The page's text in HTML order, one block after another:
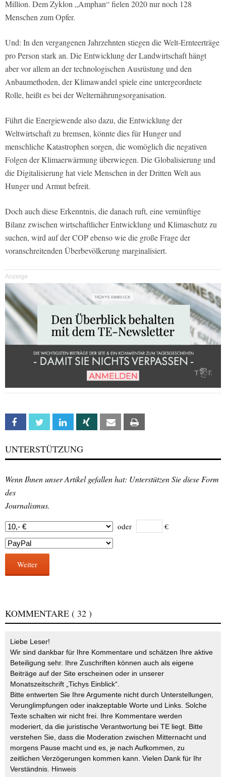
Million. Dem Zyklon „Amphan“ fielen 2020 nur noch 128
Menschen zum Opfer.
Und: In den vergangenen Jahrzehnten stiegen die Welt-Ernteerträge
pro Person stark an. Die Entwicklung der Landwirtschaft hängt
aber vor allem an der technologischen Ausrüstung und den
Anbaumethoden, der Klimawandel spiele eine untergeordnete
Rolle, heißt es bei der Welternährungsorganisation.
Führt die Energiewende also dazu, die Entwicklung der
Weltwirtschaft zu bremsen, könnte dies für Hunger und
menschliche Katastrophen sorgen, die womöglich die negativen
Folgen der Klimaerwärmung überwiegen. Die Globalisierung und
die Digitalisierung hat viele Menschen in der Dritten Welt aus
Hunger und Armut befreit.
Doch auch diese Erkenntnis, die danach ruft, eine vernünftige
Bilanz zwischen wirtschaftlicher Entwicklung und Klimaschutz zu
suchen, wird auf der COP ebenso wie die große Frage der
voranschreitenden Überbevölkerung marginalisiert.
Anzeige
Facebook Twitter Linkedin Xing Email
UNTERSTÜTZUNG
Wenn Ihnen unser Artikel gefallen hat: Unterstützen Sie diese Form
des
Journalismus.
oder €
Weiter
KOMMENTARE ( 32 )
Liebe Leser!
Wir sind dankbar für Ihre Kommentare und schätzen Ihre aktive
Beteiligung sehr. Ihre Zuschriften können auch als eigene
Beiträge auf der Site erscheinen oder in unserer
Monatszeitschrift „Tichys Einblick“.
Bitte entwerten Sie Ihre Argumente nicht durch Unterstellungen,
Verunglimpfungen oder inakzeptable Worte und Links. Solche
Texte schalten wir nicht frei. Ihre Kommentare werden
moderiert, da die juristische Verantwortung bei TE liegt. Bitte
verstehen Sie, dass die Moderation zwischen Mitternacht und
morgens Pause macht und es, je nach Aufkommen, zu
zeitlichen Verzögerungen kommen kann. Vielen Dank für Ihr
Verständnis. Hinweis